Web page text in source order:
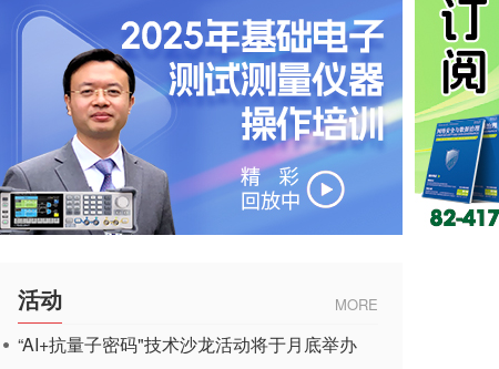
活动 MORE
“AI+抗量子密码"技术沙龙活动将于月底举办